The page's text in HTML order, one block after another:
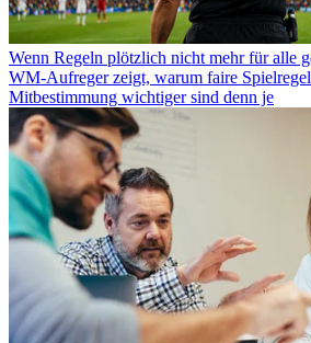
Wenn Regeln plötzlich nicht mehr für alle
WM-Aufreger zeigt, warum faire
Mitbestimmung wichtiger sind denn je